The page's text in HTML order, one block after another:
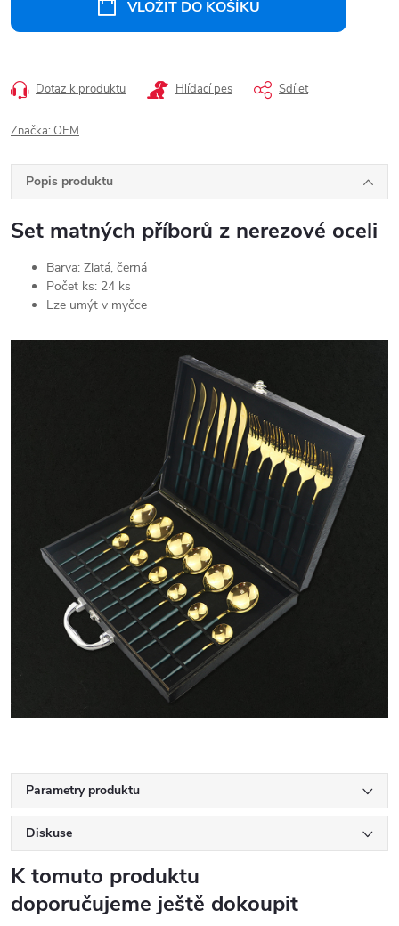
VLOŽIT DO KOŠÍKU
Dotaz k produktu Hlídací pes Sdílet
Značka: OEM
Popis produktu
Set matných příborů z nerezové oceli
Barva: Zlatá, černá
Počet ks: 24 ks
Lze umýt v myčce
Parametry produktu
Diskuse
K tomuto produktu
doporučujeme ještě dokoupit